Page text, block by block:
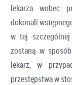
lekarza wobec
dokonali
w tej
zostaną w
lekarz, w
przestępstwa w